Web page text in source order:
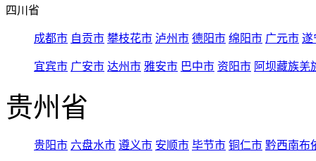
四川省
成都市 自贡市 攀枝花市 泸州市 德阳市 绵阳市 广元市 遂
宜宾市 广安市 达州市 雅安市 巴中市 资阳市 阿坝藏族羌
贵州省
贵阳市 六盘水市 遵义市 安顺市 毕节市 铜仁市 黔西南布